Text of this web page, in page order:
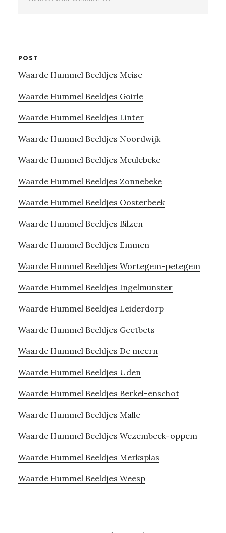
POST
Waarde Hummel Beeldjes Meise
Waarde Hummel Beeldjes Goirle
Waarde Hummel Beeldjes Linter
Waarde Hummel Beeldjes Noordwijk
Waarde Hummel Beeldjes Meulebeke
Waarde Hummel Beeldjes Zonnebeke
Waarde Hummel Beeldjes Oosterbeek
Waarde Hummel Beeldjes Bilzen
Waarde Hummel Beeldjes Emmen
Waarde Hummel Beeldjes Wortegem-petegem
Waarde Hummel Beeldjes Ingelmunster
Waarde Hummel Beeldjes Leiderdorp
Waarde Hummel Beeldjes Geetbets
Waarde Hummel Beeldjes De meern
Waarde Hummel Beeldjes Uden
Waarde Hummel Beeldjes Berkel-enschot
Waarde Hummel Beeldjes Malle
Waarde Hummel Beeldjes Wezembeek-oppem
Waarde Hummel Beeldjes Merksplas
Waarde Hummel Beeldjes Weesp